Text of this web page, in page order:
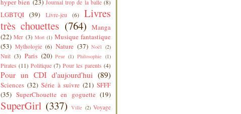
Journal trop de la balle (8)
LGBTQI (39) Livre-jeu (6)
Livres
très chouettes (764)
Manga
(22) Mer (3) Mort (1) Musique fantastique
(53) Mythologie (6) Nature (37) Noël (2)
Nuit (3) Paris (20) Peur (1) Philosophie (1)
Pirates (11) Politique (7) Pour les parents (4)
Pour un CDI d'aujourd'hui (89)
Sciences (32) Série à suivre (21) SFFF
(35) SuperChouette en goguette (19)
SuperGirl (337) Ville (2) Voyage